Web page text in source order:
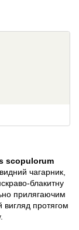
scopulorum
чагарник,
блакитну
прилягаючим
вигляд протягом